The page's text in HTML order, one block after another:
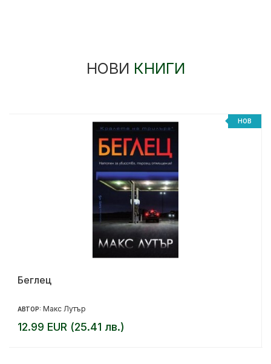
НОВИ КНИГИ
НОВ
Беглец
АВТОР: Макс Лутър
12.99 EUR (25.41 лв.)